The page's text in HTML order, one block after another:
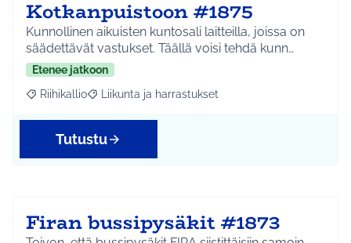
Kotkanpuistoon #1875
Kunnollinen aikuisten kuntosali laitteilla, joissa on
säädettävät vastukset. Täällä voisi tehdä kunn…
Etenee jatkoon
Rajaa tulokset aihepiirin mukaan: Riihikallio
Riihikallio Rajaa tulokset teeman mukaan: Liikunta ja
Liikunta ja harrastukset
Tutustu
Firan bussipysäkit #1873